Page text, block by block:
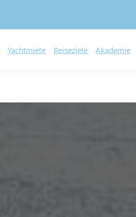
Yachtmiete Reiseziele Akademie